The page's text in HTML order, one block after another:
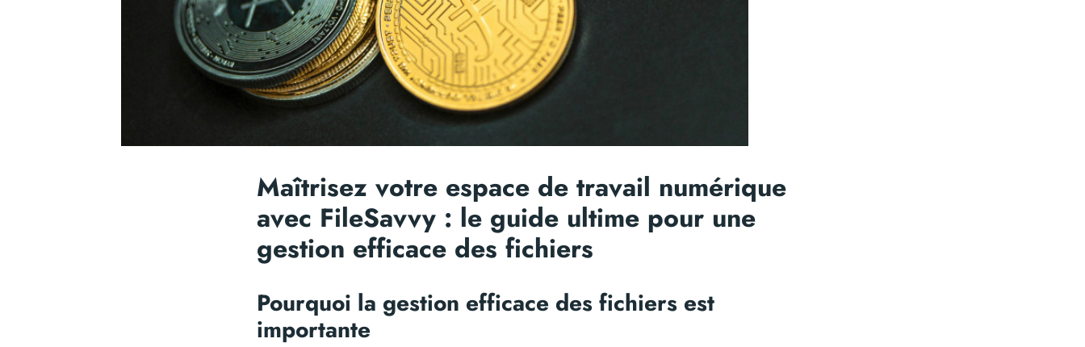
Maîtrisez votre espace de travail numérique
avec FileSavvy : le guide ultime pour une
gestion efficace des fichiers
Pourquoi la gestion efficace des fichiers est
importante